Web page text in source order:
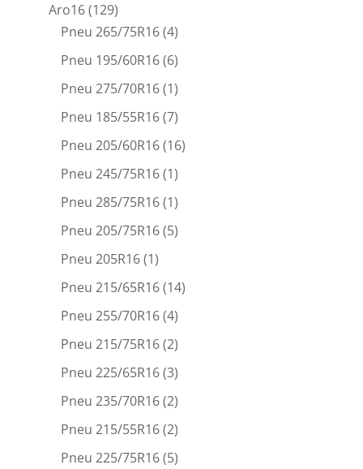
Aro16(129)
Pneu 265/75R16(4)
Pneu 195/60R16(6)
Pneu 275/70R16(1)
Pneu 185/55R16(7)
Pneu 205/60R16(16)
Pneu 245/75R16(1)
Pneu 285/75R16(1)
Pneu 205/75R16(5)
Pneu 205R16(1)
Pneu 215/65R16(14)
Pneu 255/70R16(4)
Pneu 215/75R16(2)
Pneu 225/65R16(3)
Pneu 235/70R16(2)
Pneu 215/55R16(2)
Pneu 225/75R16(5)